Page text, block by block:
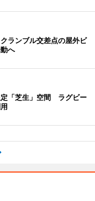
ランブル交差点の屋外ビ
へ
「芝生」空間 ラグビー